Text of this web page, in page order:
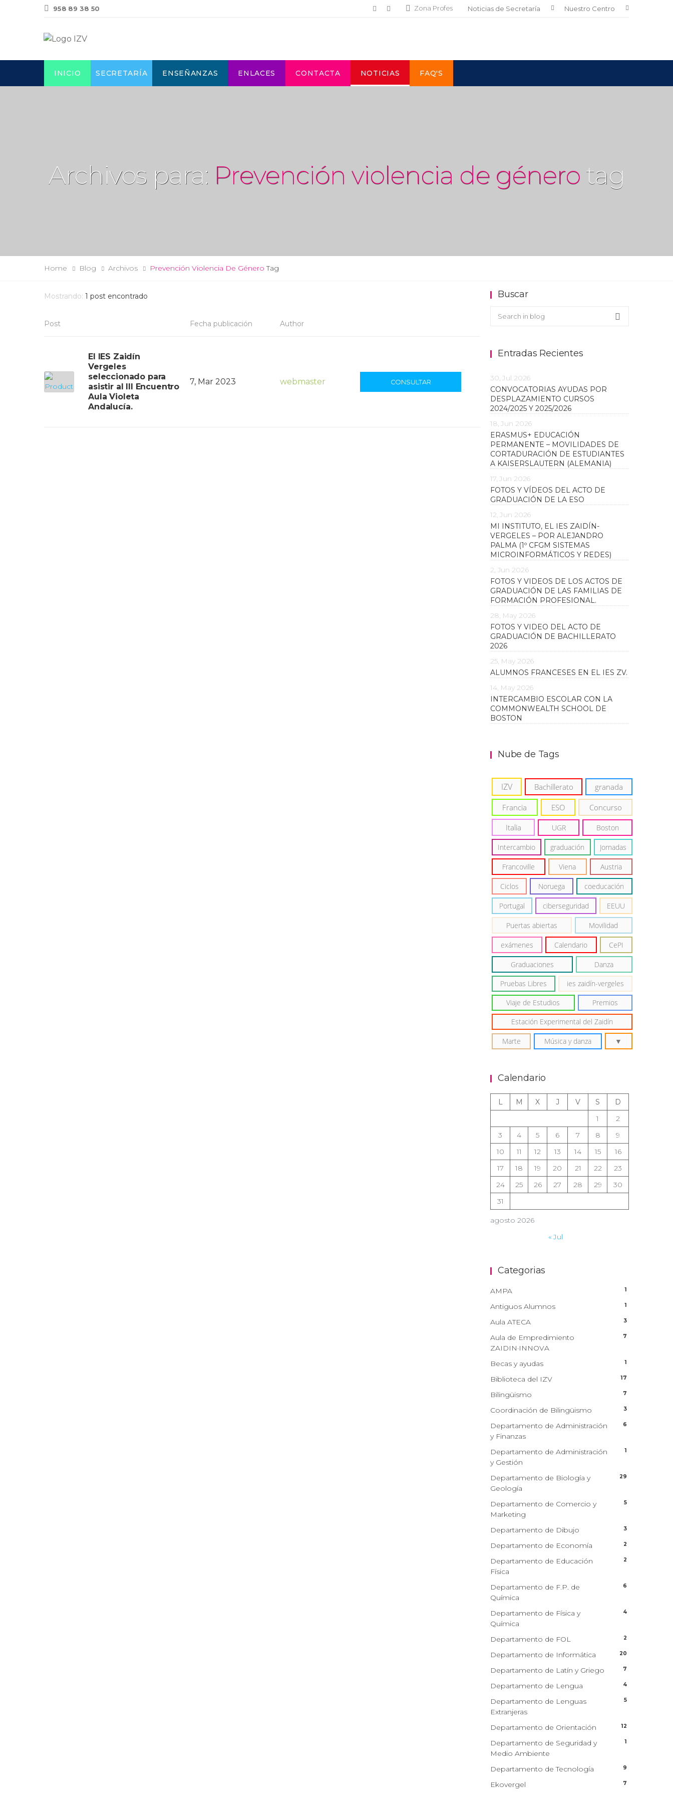
958 89 38 50 Zona Profes Noticias de Secretaría Nuestro Centro
INICIO SECRETARÍA ENSEÑANZAS ENLACES CONTACTA NOTICIAS FAQ'S
Archivos para: Prevención violencia de género tag
Home Blog Archivos Prevención Violencia De Género Tag
Mostrando: 1 post encontrado
Post Fecha publicación Author
El IES Zaidín
Vergeles
seleccionado para
asistir al III Encuentro
Aula Violeta
Andalucía.
7, Mar 2023 webmaster CONSULTAR
Buscar
Buscar en el blog
Search
Entradas Recientes
30, Jul 2026
CONVOCATORIAS AYUDAS POR
DESPLAZAMIENTO CURSOS
2024/2025 Y 2025/2026
18, Jun 2026
ERASMUS+ EDUCACIÓN
PERMANENTE – MOVILIDADES DE
CORTADURACIÓN DE ESTUDIANTES
A KAISERSLAUTERN (ALEMANIA)
17, Jun 2026
FOTOS Y VÍDEOS DEL ACTO DE
GRADUACIÓN DE LA ESO
12, Jun 2026
MI INSTITUTO, EL IES ZAIDÍN-
VERGELES – POR ALEJANDRO
PALMA (1º CFGM SISTEMAS
MICROINFORMÁTICOS Y REDES)
2, Jun 2026
FOTOS Y VIDEOS DE LOS ACTOS DE
GRADUACIÓN DE LAS FAMILIAS DE
FORMACIÓN PROFESIONAL.
28, May 2026
FOTOS Y VIDEO DEL ACTO DE
GRADUACIÓN DE BACHILLERATO
2026
25, May 2026
ALUMNOS FRANCESES EN EL IES ZV.
14, May 2026
INTERCAMBIO ESCOLAR CON LA
COMMONWEALTH SCHOOL DE
BOSTON
Nube de Tags
IZV Bachillerato granada
Francia ESO
Concurso
Italia
UGR Boston
Intercambio graduación Jornadas
Francoville Viena Austria
Ciclos Noruega coeducación
Portugal ciberseguridad EEUU
Puertas abiertas Movilidad
exámenes Calendario CePI
Graduaciones Danza
Pruebas Libres ies zaidín-vergeles
Viaje de Estudios Premios
Estación Experimental del Zaidín
Marte Música y danza
Calendario
agosto 2026
L M X J V S
D
1
2
3
4 5 6 7 8
9
10
11 12 13 14 15
16
17
18 19 20 21 22
23
24
25 26 27 28 29
30
31
« Jul
Categorias
AMPA 1
Antiguos Alumnos 1
Aula ATECA 3
Aula de Empredimiento
ZAIDIN·INNOVA
7
Becas y ayudas 1
Biblioteca del IZV 17
Bilingüismo 7
Coordinación de Bilingüismo 3
Departamento de Administración
y Finanzas
6
Departamento de Administración
y Gestión
1
Departamento de Biología y
Geología
29
Departamento de Comercio y
Marketing
5
Departamento de Dibujo 3
Departamento de Economía 2
Departamento de Educación
Física
2
Departamento de F.P. de
Química
6
Departamento de Física y
Química
4
Departamento de FOL 2
Departamento de Informática 20
Departamento de Latín y Griego 7
Departamento de Lengua 4
Departamento de Lenguas
Extranjeras
5
Departamento de Orientación 12
Departamento de Seguridad y
Medio Ambiente
1
Departamento de Tecnología 9
Ekovergel 7